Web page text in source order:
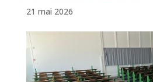
21 mai 2026